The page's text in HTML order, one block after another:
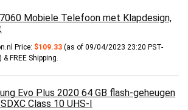
Mobiele Telefoon met Klapdesign,
Price: $109.33 (as of 09/04/2023 23:20 PST-
) &FREE Shipping.
Evo Plus 2020 64 GB flash-geheugen
Class 10 UHS-I